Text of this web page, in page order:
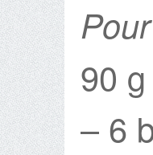
90
– 6